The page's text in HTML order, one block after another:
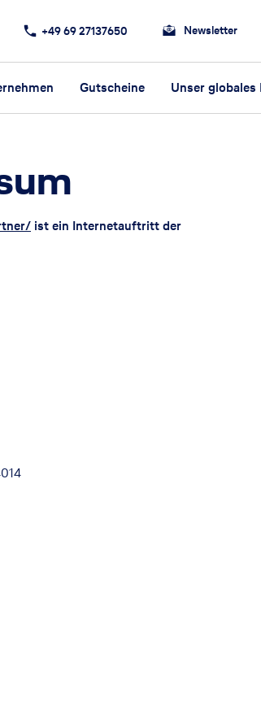
+49 69 27137650 Newsletter
Gutscheine Unser globales
ist ein Internetauftritt der